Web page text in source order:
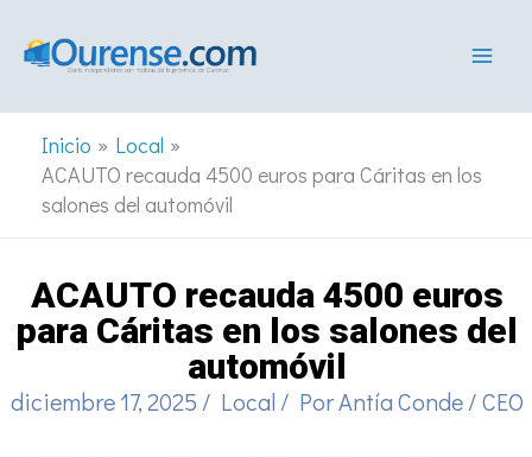
Inicio
Local
ACAUTO recauda 4500 euros para Cáritas en los
salones del automóvil
ACAUTO recauda 4500 euros
para Cáritas en los salones del
automóvil
diciembre 17, 2025 / Local / PorAntía Conde/CEO